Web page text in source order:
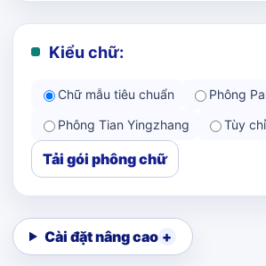
Kiểu chữ:
Chữ mẫu tiêu chuẩn
Phông
Phông Tian Yingzhang
Tùy
Tải gói phông chữ
Cài đặt nâng cao